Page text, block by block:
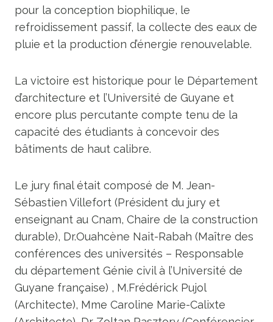
pour la conception biophilique, le
refroidissement passif, la collecte des eaux de
pluie et la production d’énergie renouvelable.
La victoire est historique pour le Département
d’architecture et l’Université de Guyane et
encore plus percutante compte tenu de la
capacité des étudiants à concevoir des
bâtiments de haut calibre.
Le jury final était composé de M. Jean-
Sébastien Villefort (Président du jury et
enseignant au Cnam, Chaire de la construction
durable), Dr.Ouahcène Nait-Rabah (Maître des
conférences des universités – Responsable
du département Génie civil à l’Université de
Guyane française) , M.Frédérick Pujol
(Architecte), Mme Caroline Marie-Calixte